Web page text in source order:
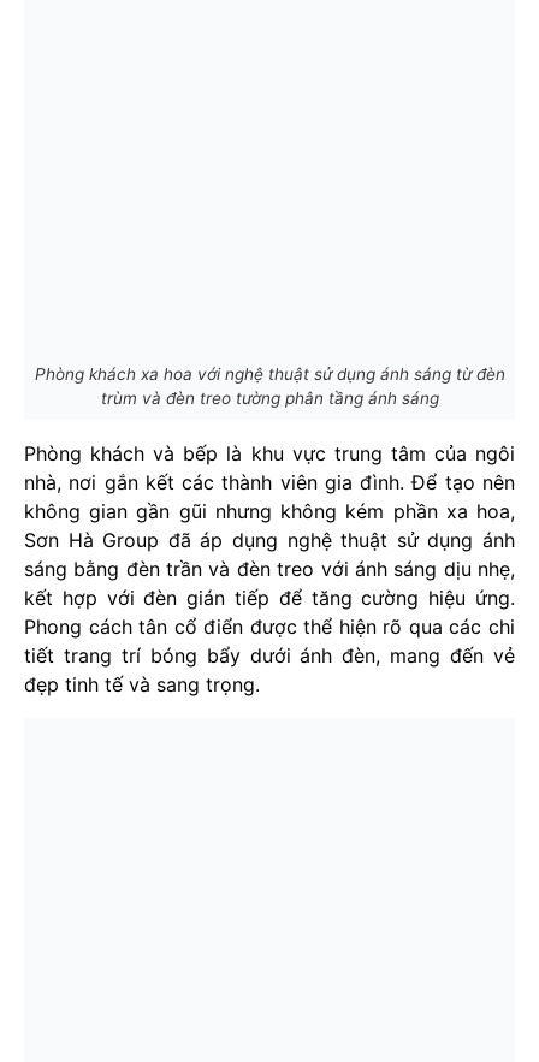
Phòng khách xa hoa với nghệ thuật sử dụng ánh sáng từ đèn
trùm và đèn treo tường phân tầng ánh sáng
Phòng khách và bếp là khu vực trung tâm của ngôi
nhà, nơi gắn kết các thành viên gia đình. Để tạo nên
không gian gần gũi nhưng không kém phần xa hoa,
Sơn Hà Group đã áp dụng nghệ thuật sử dụng ánh
sáng bằng đèn trần và đèn treo với ánh sáng dịu nhẹ,
kết hợp với đèn gián tiếp để tăng cường hiệu ứng.
Phong cách tân cổ điển được thể hiện rõ qua các chi
tiết trang trí bóng bẩy dưới ánh đèn, mang đến vẻ
đẹp tinh tế và sang trọng.